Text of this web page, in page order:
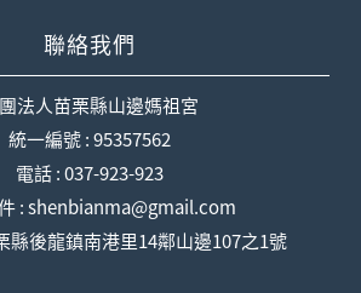
聯絡我們
法人苗栗縣山邊媽祖宮
統一編號 : 95357562
電話 : 037-923-923
: shenbianma@gmail.com
縣後龍鎮南港里14鄰山邊107之1號